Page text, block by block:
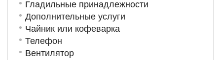
Гладильные принадлежности
Дополнительные услуги
Чайник или кофеварка
Телефон
Вентилятор